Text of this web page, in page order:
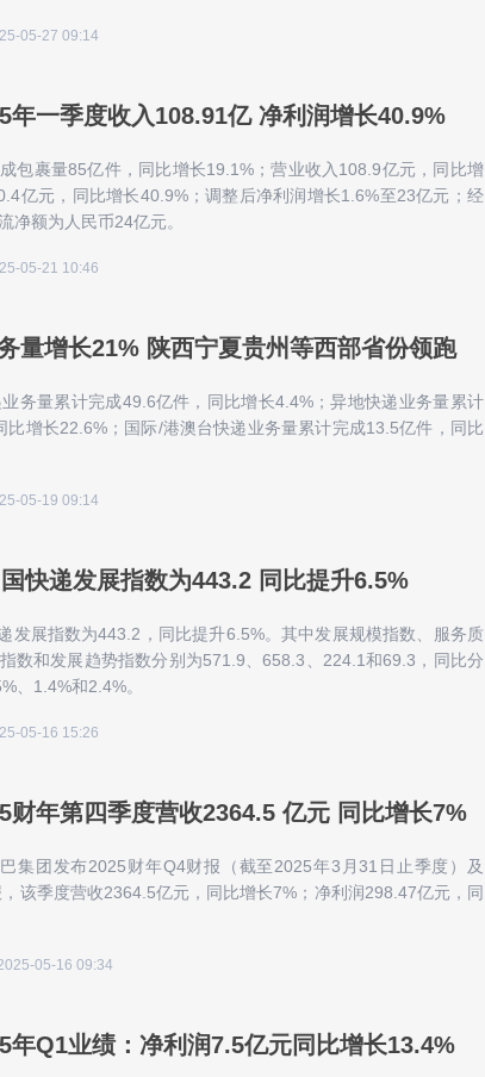
05-27 09:14
年一季度收入108.91亿 净利润增长40.9%
包裹量85亿件，同比增长19.1%；营业收入108.9亿元，同比增
亿元，同比增长40.9%；调整后净利润增长1.6%至23亿元；经
净额为人民币24亿元。
05-21 10:46
量增长21% 陕西宁夏贵州等西部省份领跑
务量累计完成49.6亿件，同比增长4.4%；异地快递业务量累计
比增长22.6%；国际/港澳台快递业务量累计完成13.5亿件，同比
05-19 09:14
快递发展指数为443.2 同比提升6.5%
发展指数为443.2，同比提升6.5%。其中发展规模指数、服务质
数和发展趋势指数分别为571.9、658.3、224.1和69.3，同比分
、1.4%和2.4%。
05-16 15:26
财年第四季度营收2364.5 亿元 同比增长7%
集团发布2025财年Q4财报（截至2025年3月31日止季度）及
该季度营收2364.5亿元，同比增长7%；净利润298.47亿元，同
05-16 09:34
年Q1业绩：净利润7.5亿元同比增长13.4%